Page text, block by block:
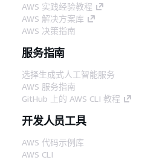
AWS 实践经验教程
AWS 解决方案库
AWS 决策指南
服务指南
选择生成式人工智能服务
AWS 服务指南
GitHub 上的 AWS CLI 教程
开发人员工具
AWS 代码示例库
AWS CLI